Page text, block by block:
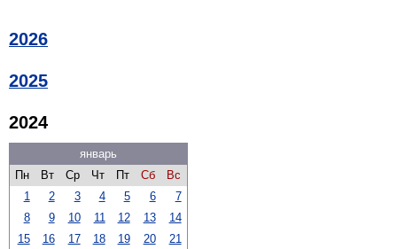
2026
2025
2024
январь
Пн
Вт Ср Чт Пт Сб
Вс
1
2 3 4 5 6
7
8
9 10 11 12 13
14
15
16 17 18 19 20
21